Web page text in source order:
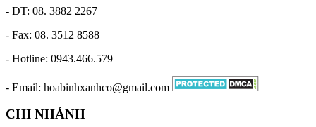
- ĐT: 08. 3882 2267
- Fax: 08. 3512 8588
- Hotline: 0943.466.579
- Email: hoabinhxanhco@gmail.com
CHI NHÁNH